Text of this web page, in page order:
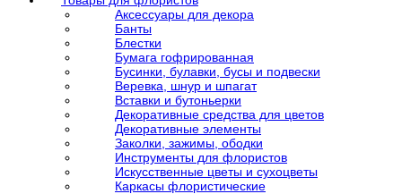
Аксессуары для декора
Банты
Блестки
Бумага гофрированная
Бусинки, булавки, бусы и подвески
Веревка, шнур и шпагат
Вставки и бутоньерки
Декоративные средства для цветов
Декоративные элементы
Заколки, зажимы, ободки
Инструменты для флористов
Искусственные цветы и сухоцветы
Каркасы флористические